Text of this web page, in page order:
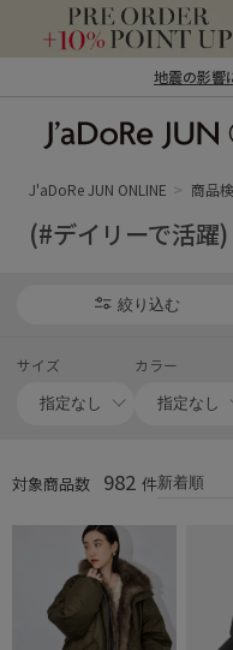
地震の影響
ン オンライン）
J'aDoRe JUN ONLINE 商品
(#デイリーで活躍)
絞り込む
サイズ カラー
対象商品数 982 件